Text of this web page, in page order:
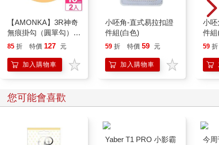
【AMONKA】3R神奇
無痕掛勾（圓單勾）
（微笑－奶油）2入
85 折 特價 127 元
加入購物車
小呸角-直式易拉扣證
件組(白色)
59 折 特價 59 元
加入購物車
小
件
59 折
您可能會喜歡
Yaber T1 PRO 小影霸
今周